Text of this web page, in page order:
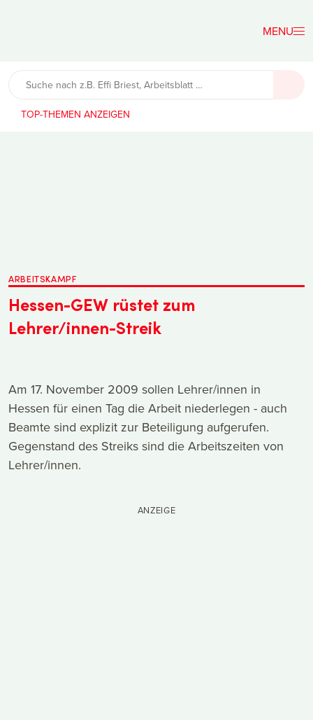
Lehrerfreund
TOP-THEMEN
ARBEITSKAMPF
Hessen-GEW rüstet zum
Lehrer/innen-Streik
Am 17. November 2009 sollen Lehrer/innen in
Hessen für einen Tag die Arbeit niederlegen - auch
Beamte sind explizit zur Beteiligung aufgerufen.
Gegenstand des Streiks sind die Arbeitszeiten von
Lehrer/innen.
ANZEIGE